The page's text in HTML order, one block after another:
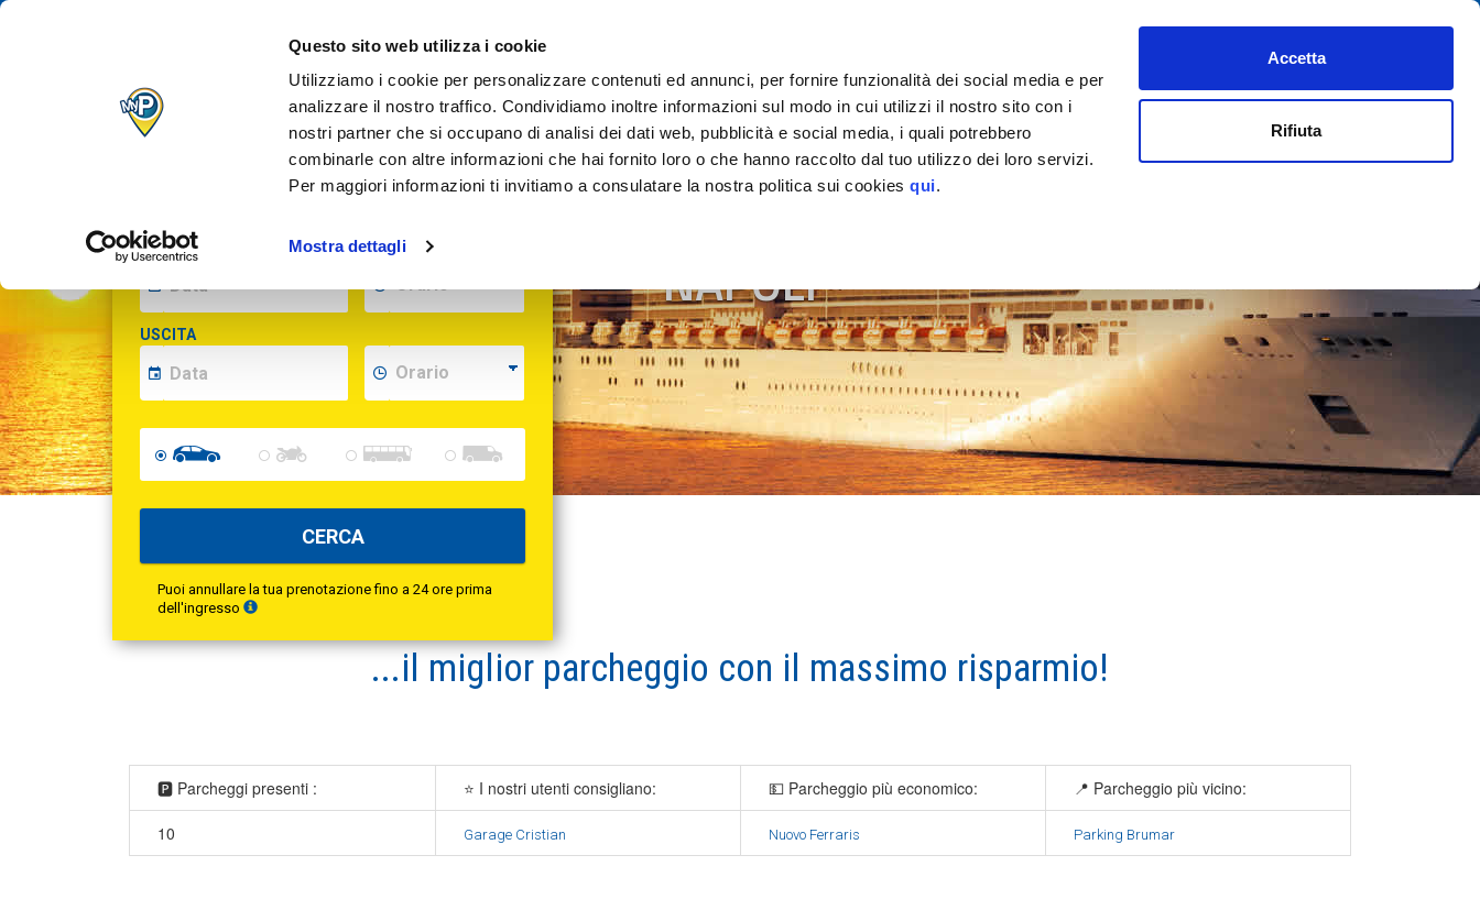
Questo sito web utilizza i cookie
Utilizziamo i cookie per personalizzare contenuti ed annunci, per fornire funzionalità dei social media e per
analizzare il nostro traffico. Condividiamo inoltre informazioni sul modo in cui utilizzi il nostro sito con i
nostri partner che si occupano di analisi dei dati web, pubblicità e social media, i quali potrebbero
combinarle con altre informazioni che hai fornito loro o che hanno raccolto dal tuo utilizzo dei loro servizi.
Per maggiori informazioni ti invitiamo a consulatare la nostra politica sui cookiesqui.
Mostra dettagli
Accetta
Rifiuta
IL TUO PARCHEGGIO
QUANDO VUOI
ACCEDI
MyParking
NAPOLI
Inserisci le date per calcolare il prezzo
INGRESSO
USCITA
CERCA
Puoi annullare la tua prenotazione fino a 24 ore prima
dell'ingresso
...il miglior parcheggio con il massimo risparmio!
🅿️ Parcheggi presenti : ⭐ I nostri utenti consigliano: 💵 Parcheggio più economico: 📍 Parcheggio più vicino:
10 Garage Cristian Nuovo Ferraris Parking Brumar